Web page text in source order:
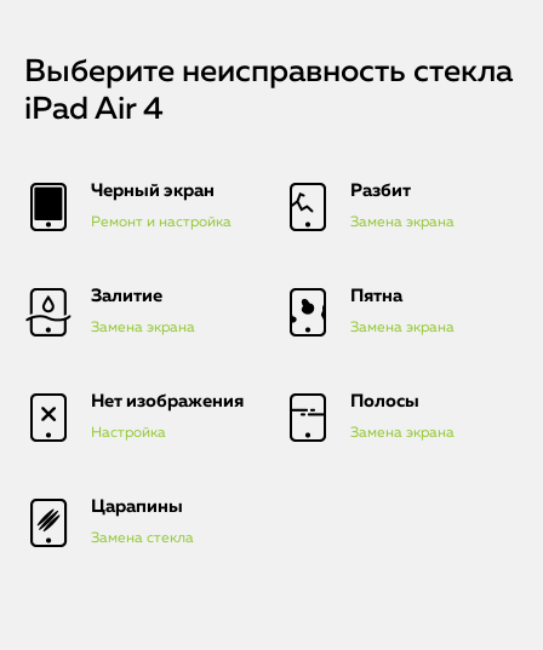
iPhone
Watch
iMac
Выберите неисправность стекла
iPad Air 4
Черный экран
Ремонт и настройка
Разбит
Замена экрана
Залитие
Замена экрана
Пятна
Замена экрана
Нет изображения
Настройка
Полосы
Замена экрана
Царапины
Замена стекла